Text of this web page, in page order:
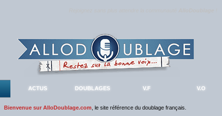
ACTUS DOUBLAGES V.F V.O
Bienvenue sur AlloDoublage.com , le site référence du doublage français.